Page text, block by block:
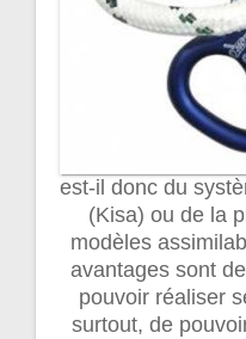
est-il donc du
(Kisa) ou de la
modèles
avantages sont
pouvoir réaliser
surtout, de